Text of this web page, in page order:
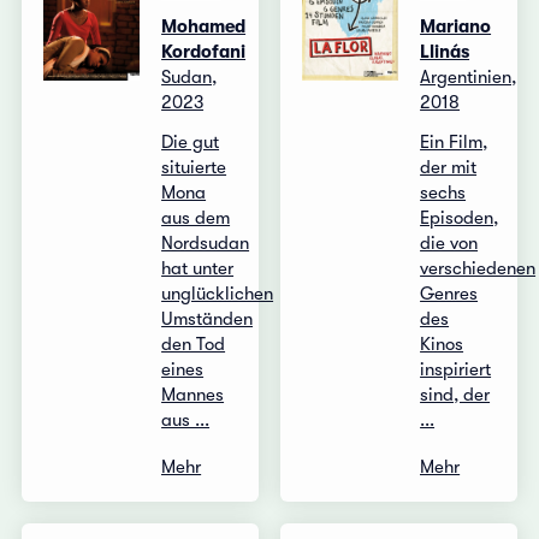
Mohamed
Kordofani
Sudan,
2023
Die gut
situierte
Mona
aus dem
Nordsudan
hat unter
unglücklichen
Umständen
den Tod
eines
Mannes
aus ...
Mehr
Mariano
Llinás
Argentinien,
2018
Ein Film,
der mit
sechs
Episoden,
die von
verschiedenen
Genres
des
Kinos
inspiriert
sind, der
...
Mehr